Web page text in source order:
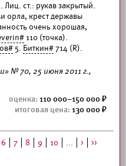
Лиц. ст.: рукав закрытый.
орла, крест державы
очень хорошая,
110 (точка).
5. Биткин#714 (R).
№ 70, 25 июня 2011 г.,
110 000–150 000
130 000
6 7 8 9 10 ... >
>>